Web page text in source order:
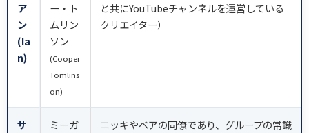
ア
ン
(Ia
n)
ー・ト
ムリン
ソン
(Cooper
Tomlins
on)
と共にYouTubeチャンネルを運営している
クリエイター）
サ
ミーガ
ニッキやベアの同僚であり、グループの常識